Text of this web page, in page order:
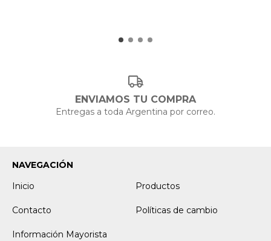
ENVIAMOS TU COMPRA
Entregas a toda Argentina por correo.
NAVEGACIÓN
Inicio
Productos
Contacto Políticas de cambio
Información Mayorista